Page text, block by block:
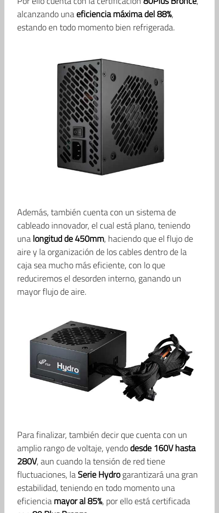
alcanzando unaeficiencia máxima del 88%,
estando en todo momento bien refrigerada.
Además, también cuenta con un sistema de
cableado innovador, el cual está plano, teniendo
unalongitud de 450mm, haciendo que el flujo de
aire y la organización de los cables dentro de la
caja sea mucho más eficiente, con lo que
reduciremos el desorden interno, ganando un
mayor flujo de aire.
Para finalizar, también decir que cuenta con un
amplio rango de voltaje, yendodesde 160V hasta
280V, aun cuando la tensión de red tiene
fluctuaciones, laSerie Hydrogarantizará una gran
estabilidad, teniendo en todo momento una
eficienciamayor al 85%, por ello está certificada